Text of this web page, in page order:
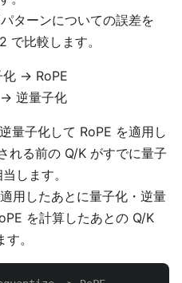
ターンについての誤差を
で比較します。
-> RoPE
> 逆量子化
量子化して RoPE を適用し
れる前の Q/K がすでに量子
します。
用したあとに量子化・逆量
を計算したあとの Q/K
。